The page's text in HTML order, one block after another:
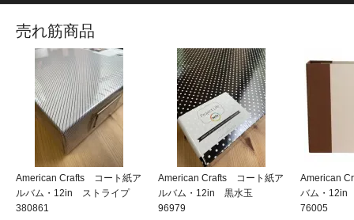
売れ筋商品
American Crafts コート紙ア
ルバム・12in ストライプ
380861
American Crafts コート紙ア
ルバム・12in 黒水玉
96979
American
バム・
76005